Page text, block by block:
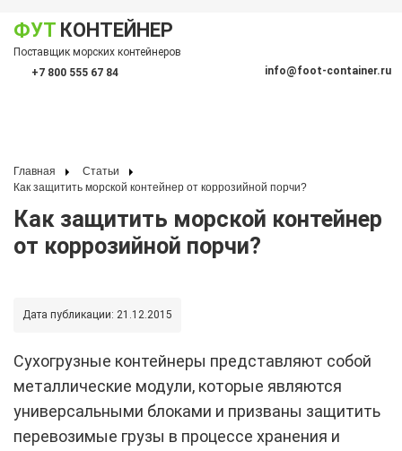
ФУТ КОНТЕЙНЕР
Поставщик морских контейнеров
+7 800 555 67 84
info@foot-container.ru
Главная
Статьи
Как защитить морской контейнер от коррозийной порчи?
Как защитить морской контейнер
от коррозийной порчи?
Дата публикации: 21.12.2015
Сухогрузные контейнеры представляют собой
металлические модули, которые являются
универсальными блоками и призваны защитить
перевозимые грузы в процессе хранения и
меню